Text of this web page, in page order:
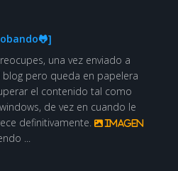
una vez enviado a
pero queda en papelera
el contenido tal como
de vez en cuando le
definitivamente.
Imagen
...